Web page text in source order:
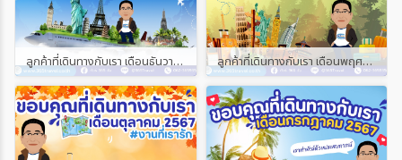
ลูกค้าที่เดินทางกับเรา เดือนธันวาคม 2567 ลูกค้าที่เดินทางกับเรา เดือนพฤศจิกายน 2567